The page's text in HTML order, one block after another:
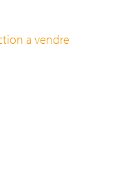
a vendre